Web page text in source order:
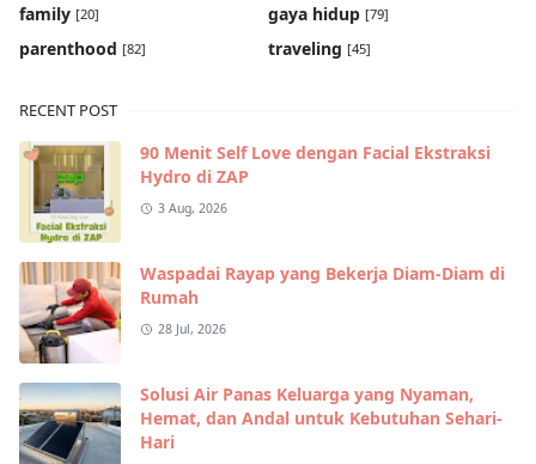
family [20] gaya hidup [79]
parenthood [82] traveling [45]
RECENT POST
90 Menit Self Love dengan Facial Ekstraksi
Hydro di ZAP
3 Aug, 2026
Waspadai Rayap yang Bekerja Diam-Diam di
Rumah
28 Jul, 2026
Solusi Air Panas Keluarga yang Nyaman,
Hemat, dan Andal untuk Kebutuhan Sehari-
Hari